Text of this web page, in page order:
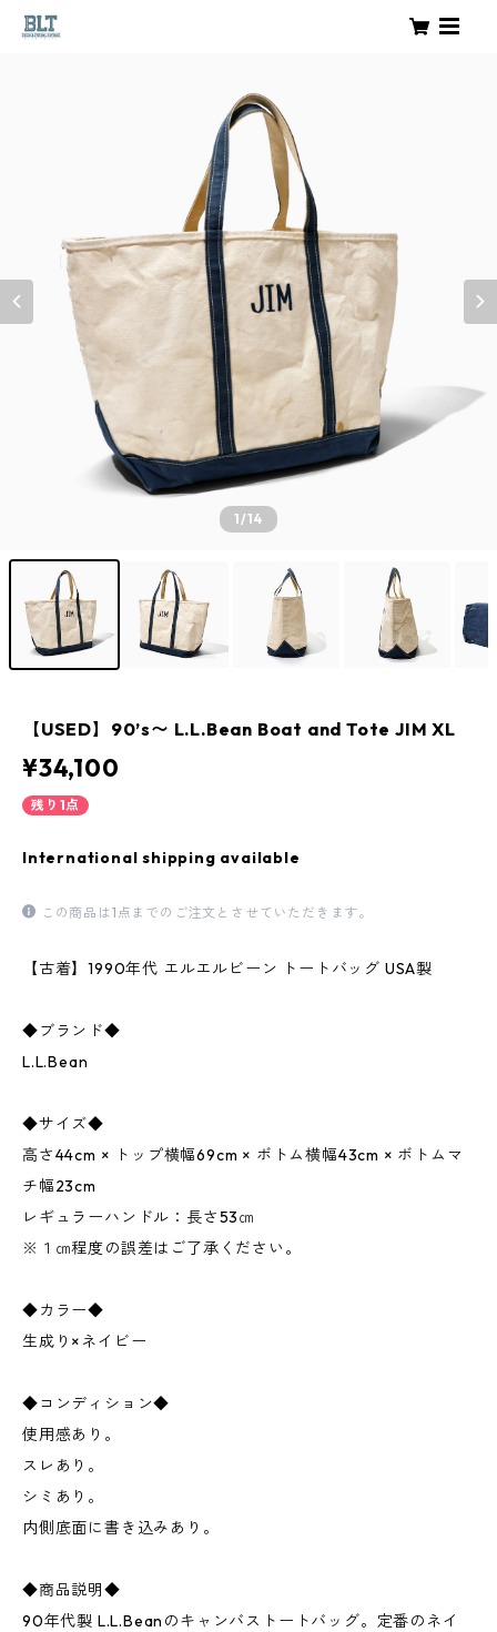
1/14
【USED】90’s〜 L.L.Bean Boat and Tote JIM XL
¥34,100
残り1点
International shipping available
この商品は1点までのご注文とさせていただきます。
【古着】1990年代 エルエルビーン トートバッグ USA製
◆ブランド◆
L.L.Bean
◆サイズ◆
高さ44cm × トップ横幅69cm × ボトム横幅43cm × ボトムマ
チ幅23cm
レギュラーハンドル：長さ53㎝
※１㎝程度の誤差はご了承ください。
◆カラー◆
生成り×ネイビー
◆コンディション◆
使用感あり。
スレあり。
シミあり。
内側底面に書き込みあり。
◆商品説明◆
90年代製 L.L.Beanのキャンバストートバッグ。定番のネイ